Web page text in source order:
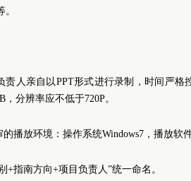
责人亲自以PPT形式进行录制，时间严格
分辨率应不低于720P。
播放环境：操作系统Windows7，播放软件
+指南方向+项目负责人”统一命名。